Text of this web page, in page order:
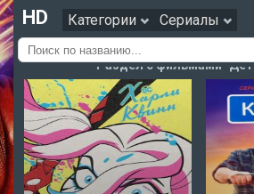
HD Категории Сериалы
Раздел с фильмами